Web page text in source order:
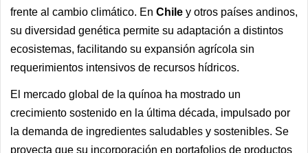
frente al cambio climático. En Chile y otros países andinos,
su diversidad genética permite su adaptación a distintos
ecosistemas, facilitando su expansión agrícola sin
requerimientos intensivos de recursos hídricos.
El mercado global de la quínoa ha mostrado un
crecimiento sostenido en la última década, impulsado por
la demanda de ingredientes saludables y sostenibles. Se
proyecta que su incorporación en portafolios de productos